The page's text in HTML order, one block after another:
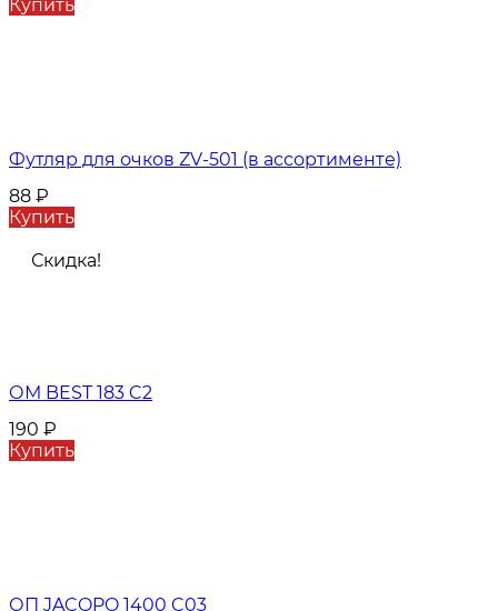
Купить
Футляр для очков ZV-501 (в ассортименте)
88 ₽
Купить
Скидка!
ОМ BEST 183 C2
190 ₽
Купить
ОП JACOPO 1400 C03